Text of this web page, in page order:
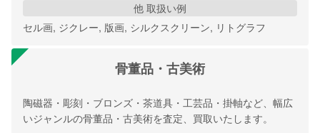
他 取扱い例
セル画, ジクレー, 版画, シルクスクリーン, リトグラフ
骨董品・古美術
陶磁器・彫刻・ブロンズ・茶道具・工芸品・掛軸など、幅広
いジャンルの骨董品・古美術を査定、買取いたします。